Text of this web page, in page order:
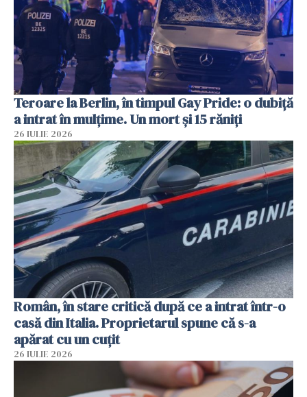
Teroare la Berlin, în timpul Gay Pride: o dubiță
a intrat în mulțime. Un mort și 15 răniți
26 IULIE 2026
Român, în stare critică după ce a intrat într-o
casă din Italia. Proprietarul spune că s-a
apărat cu un cuțit
26 IULIE 2026